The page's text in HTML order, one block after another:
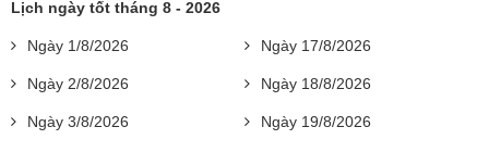
Lịch ngày tốt tháng 8 - 2026
Ngày 1/8/2026
Ngày 2/8/2026
Ngày 3/8/2026
Ngày 17/8/2026
Ngày 18/8/2026
Ngày 19/8/2026